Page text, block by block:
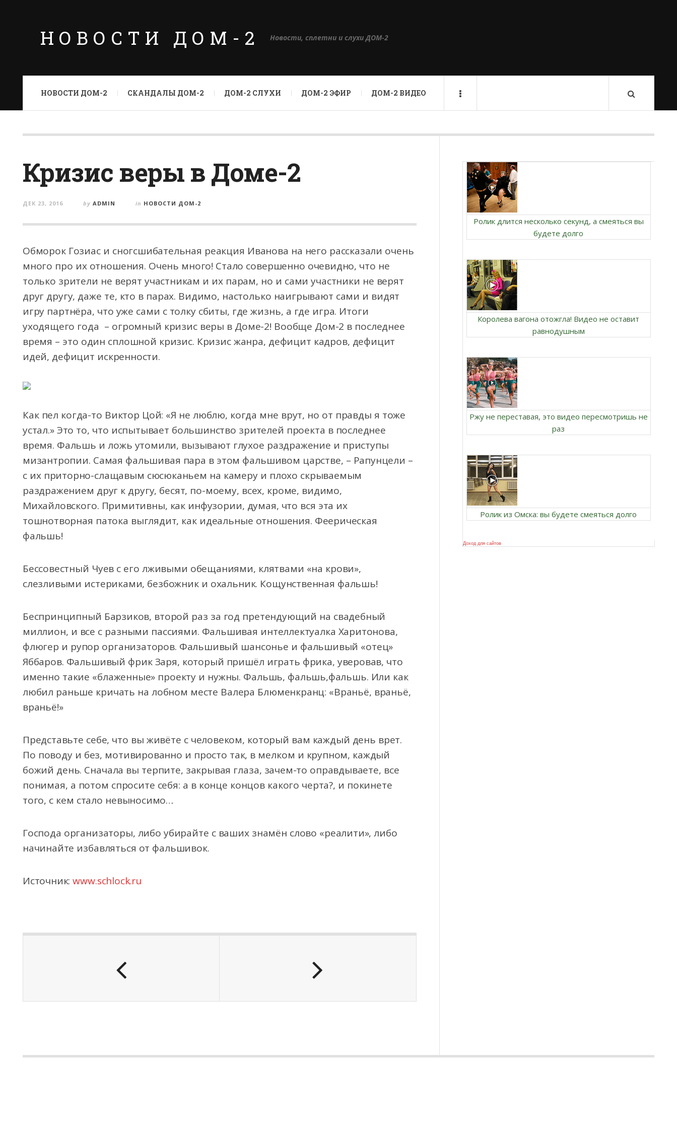
НОВОСТИ ДОМ-2 Новости, сплетни и слухи ДОМ-2
НОВОСТИ ДОМ-2 СКАНДАЛЫ ДОМ-2 ДОМ-2 СЛУХИ ДОМ-2 ЭФИР ДОМ-2 ВИДЕО
Кризис веры в Доме-2
ДЕК 23, 2016 by ADMIN in НОВОСТИ ДОМ-2
Обморок Гозиас и сногсшибательная реакция Иванова на него рассказали очень
много про их отношения. Очень много! Стало совершенно очевидно, что не
только зрители не верят участникам и их парам, но и сами участники не верят
друг другу, даже те, кто в парах. Видимо, настолько наигрывают сами и видят
игру партнёра, что уже сами с толку сбиты, где жизнь, а где игра. Итоги
уходящего года – огромный кризис веры в Доме-2! Вообще Дом-2 в последнее
время – это один сплошной кризис. Кризис жанра, дефицит кадров, дефицит
идей, дефицит искренности.
Как пел когда-то Виктор Цой: «Я не люблю, когда мне врут, но от правды я тоже
устал.» Это то, что испытывает большинство зрителей проекта в последнее
время. Фальшь и ложь утомили, вызывают глухое раздражение и приступы
мизантропии. Самая фальшивая пара в этом фальшивом царстве, – Рапунцели –
с их приторно-слащавым сюсюканьем на камеру и плохо скрываемым
раздражением друг к другу, бесят, по-моему, всех, кроме, видимо,
Михайловского. Примитивны, как инфузории, думая, что вся эта их
тошнотворная патока выглядит, как идеальные отношения. Феерическая
фальшь!
Бессовестный Чуев с его лживыми обещаниями, клятвами «на крови»,
слезливыми истериками, безбожник и охальник. Кощунственная фальшь!
Беспринципный Барзиков, второй раз за год претендующий на свадебный
миллион, и все с разными пассиями. Фальшивая интеллектуалка Харитонова,
флюгер и рупор организаторов. Фальшивый шансонье и фальшивый «отец»
Яббаров. Фальшивый фрик Заря, который пришёл играть фрика, уверовав, что
именно такие «блаженные» проекту и нужны. Фальшь, фальшь,фальшь. Или как
любил раньше кричать на лобном месте Валера Блюменкранц: «Враньё, враньё,
враньё!»
Представьте себе, что вы живёте с человеком, который вам каждый день врет.
По поводу и без, мотивированно и просто так, в мелком и крупном, каждый
божий день. Сначала вы терпите, закрывая глаза, зачем-то оправдываете, все
понимая, а потом спросите себя: а в конце концов какого черта?, и покинете
того, с кем стало невыносимо…
Господа организаторы, либо убирайте с ваших знамён слово «реалити», либо
начинайте избавляться от фальшивок.
Источник:www.schlock.ru
Ролик длится несколько секунд, а смеяться вы
будете долго
Королева вагона отожгла! Видео не оставит
равнодушным
Ржу не переставая, это видео пересмотришь не
раз
Ролик из Омска: вы будете смеяться долго
Доход для сайтов